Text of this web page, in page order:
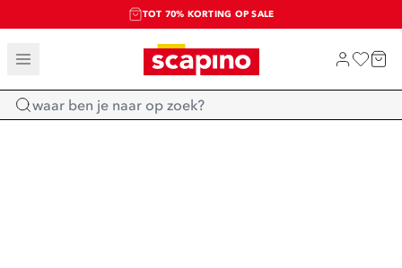
TOT 70% KORTING OP SALE
SALE: LAATSTE KANS!
SHOP NIEUW
Home